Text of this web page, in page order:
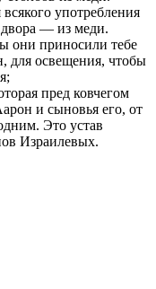
употребления
двора — из меди.
они приносили тебе
для освещения, чтобы
пред ковчегом
и сыновья его, от
Это устав
Израилевых.